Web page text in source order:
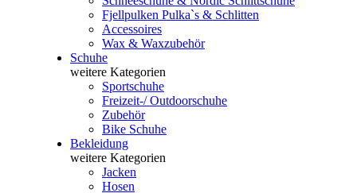
Fjellpulken Pulka`s & Schlitten
Accessoires
Wax & Waxzubehör
Schuhe
weitere Kategorien
Sportschuhe
Freizeit-/ Outdoorschuhe
Zubehör
Bike Schuhe
Bekleidung
weitere Kategorien
Jacken
Hosen